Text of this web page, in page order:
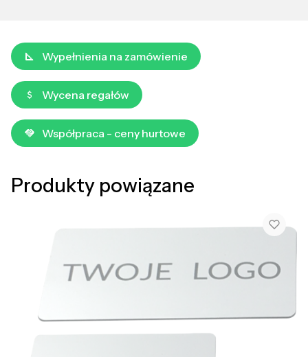
Wypełnienia na zamówienie
Wycena regałów
Współpraca - ceny hurtowe
Produkty powiązane